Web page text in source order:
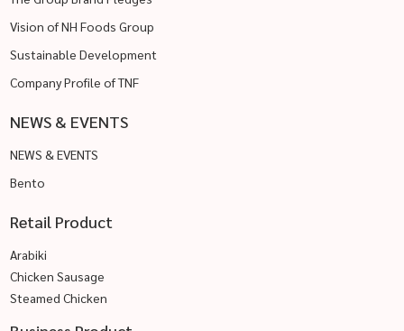
Vision of NH Foods Group
Sustainable Development
Company Profile of TNF
NEWS & EVENTS
NEWS & EVENTS
Bento
Retail Product
Arabiki
Chicken Sausage
Steamed Chicken